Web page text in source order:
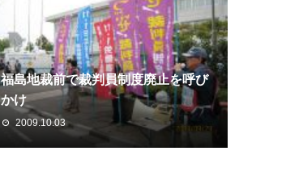
福島地裁前で裁判員制度廃止を呼び
かけ
2009.10.03